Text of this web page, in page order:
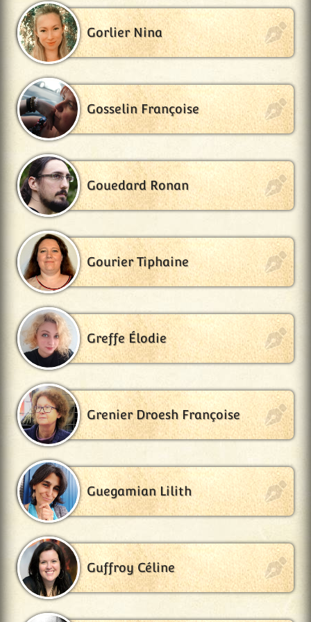
Gorlier Nina
Gosselin Françoise
Gouedard Ronan
Gourier Tiphaine
Greffe Élodie
Grenier Droesh Françoise
Guegamian Lilith
Guffroy Céline